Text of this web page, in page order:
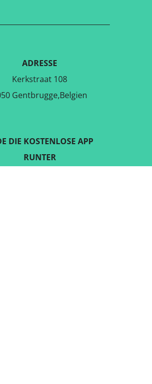
ADRESSE
Kerkstraat 108
Gentbrugge,Belgien
DIE KOSTENLOSE APP
RUNTER